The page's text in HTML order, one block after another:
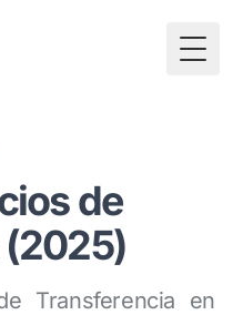
de
Transferencia en